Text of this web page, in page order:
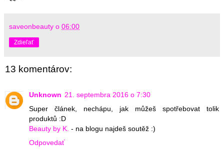
saveonbeauty o 06:00
Zdieľať
13 komentárov:
Unknown 21. septembra 2016 o 7:30
Super článek, nechápu, jak můžeš spotřebovat tolik
produktů :D
Beauty by K. - na blogu najdeš soutěž :)
Odpovedať